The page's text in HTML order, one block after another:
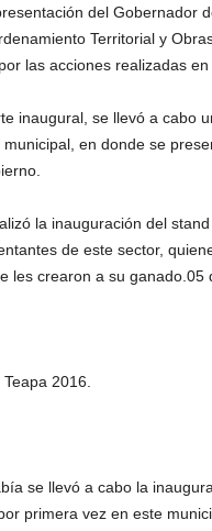
del Gobernador
Territorial y
las acciones realizadas
inaugural, se llevó a cabo
en donde se
la inauguración del
de este sector,
les crearon a su ganado.05
2016.
se llevó a cabo la
primera vez en este